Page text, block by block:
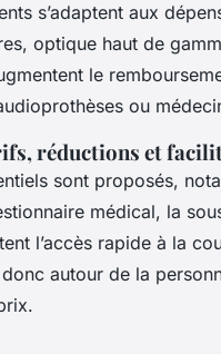
s’adaptent aux
optique haut de
le
ou
réductions et
sont proposés,
médical, la
l’accès rapide à la
donc autour de la